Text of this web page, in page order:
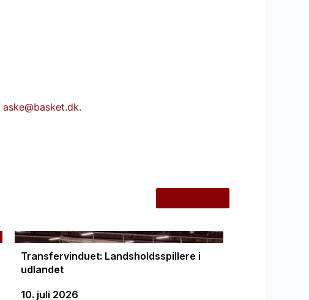
aske@basket.dk.
Transfervinduet: Landsholdsspillere i
udlandet
10. juli 2026